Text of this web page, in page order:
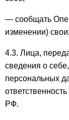
— сообщать
изменении)
4.3. Лица,
сведения о
персональных
РФ.